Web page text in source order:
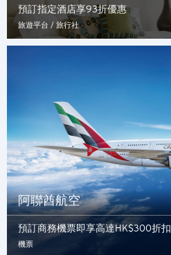
預訂指定酒店享93折優惠
旅遊平台 / 旅行社
阿聯酋航空
預訂商務機票即享高達HK$300折扣
機票
請選擇您的語言
熱門地方
熱門地方